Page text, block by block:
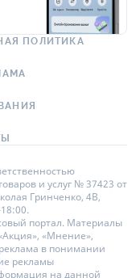
ПОЛИТИКА
и услуг № 37423 от
Гринченко, 4В,
портал. Материалы
«Мнение»,
реклама в понимании
рекламы
на данной